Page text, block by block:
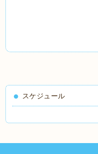
スケジュール